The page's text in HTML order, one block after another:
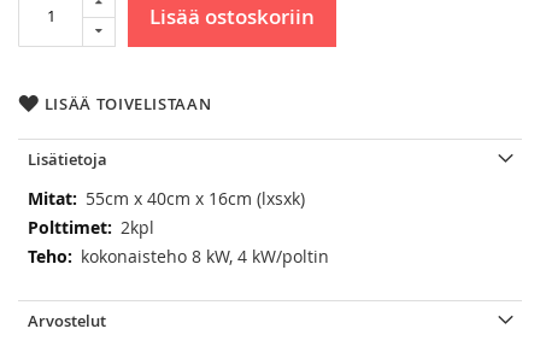
Lisää ostoskoriin
LISÄÄ TOIVELISTAAN
Lisätietoja
Lisätietoja55cm x 40cm x 16cm (lxsxk)
2kpl
kokonaisteho 8 kW, 4 kW/poltin
Arvostelut